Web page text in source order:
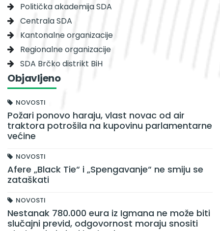
Politička akademija SDA
Centrala SDA
Kantonalne organizacije
Regionalne organizacije
SDA Brčko distrikt BiH
Objavljeno
NOVOSTI
Požari ponovo haraju, vlast novac od air
traktora potrošila na kupovinu parlamentarne
većine
NOVOSTI
Afere „Black Tie“ i „Spengavanje“ ne smiju se
zataškati
NOVOSTI
Nestanak 780.000 eura iz Igmana ne može biti
slučajni previd, odgovornost moraju snositi